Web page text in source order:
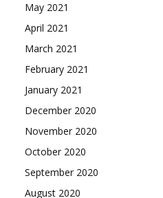
May 2021
April 2021
March 2021
February 2021
January 2021
December 2020
November 2020
October 2020
September 2020
August 2020